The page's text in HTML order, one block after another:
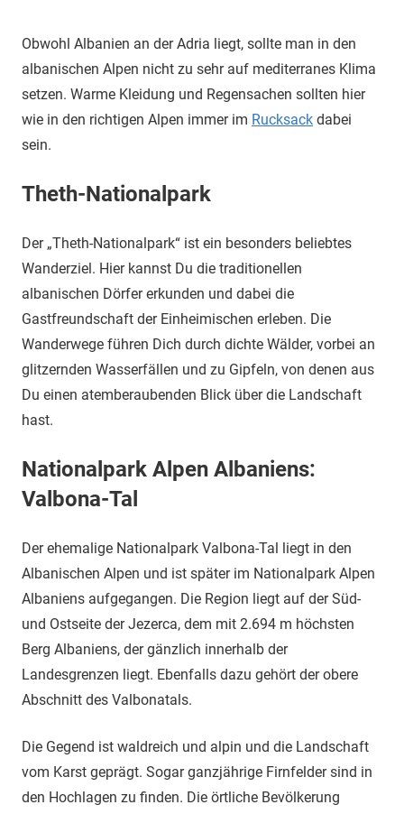
Obwohl Albanien an der Adria liegt, sollte man in den
albanischen Alpen nicht zu sehr auf mediterranes Klima
setzen. Warme Kleidung und Regensachen sollten hier
wie in den richtigen Alpen immer im Rucksack dabei
sein.
Theth-Nationalpark
Der „Theth-Nationalpark“ ist ein besonders beliebtes
Wanderziel. Hier kannst Du die traditionellen
albanischen Dörfer erkunden und dabei die
Gastfreundschaft der Einheimischen erleben. Die
Wanderwege führen Dich durch dichte Wälder, vorbei an
glitzernden Wasserfällen und zu Gipfeln, von denen aus
Du einen atemberaubenden Blick über die Landschaft
hast.
Nationalpark Alpen Albaniens:
Valbona-Tal
Der ehemalige Nationalpark Valbona-Tal liegt in den
Albanischen Alpen und ist später im Nationalpark Alpen
Albaniens aufgegangen. Die Region liegt auf der Süd-
und Ostseite der Jezerca, dem mit 2.694 m höchsten
Berg Albaniens, der gänzlich innerhalb der
Landesgrenzen liegt. Ebenfalls dazu gehört der obere
Abschnitt des Valbonatals.
Die Gegend ist waldreich und alpin und die Landschaft
vom Karst geprägt. Sogar ganzjährige Firnfelder sind in
den Hochlagen zu finden. Die örtliche Bevölkerung